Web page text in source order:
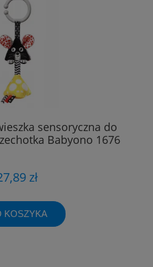
sensoryczna do
Babyono 1676
zł
KOSZYKA